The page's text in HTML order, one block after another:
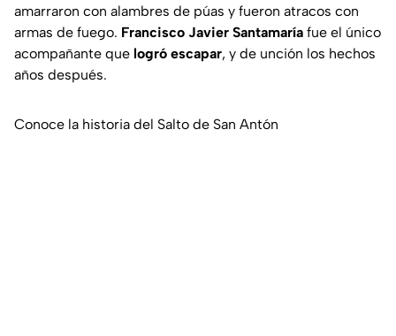
amarraron con alambres de púas y fueron atracos con
armas de fuego. Francisco Javier Santamaría fue el único
acompañante que logró escapar, y de unción los hechos
años después.
Conoce la historia del Salto de San Antón